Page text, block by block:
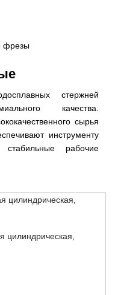
фрезы
стержней
качества.
сырья
инструменту
стабильные рабочие
цилиндрическая,